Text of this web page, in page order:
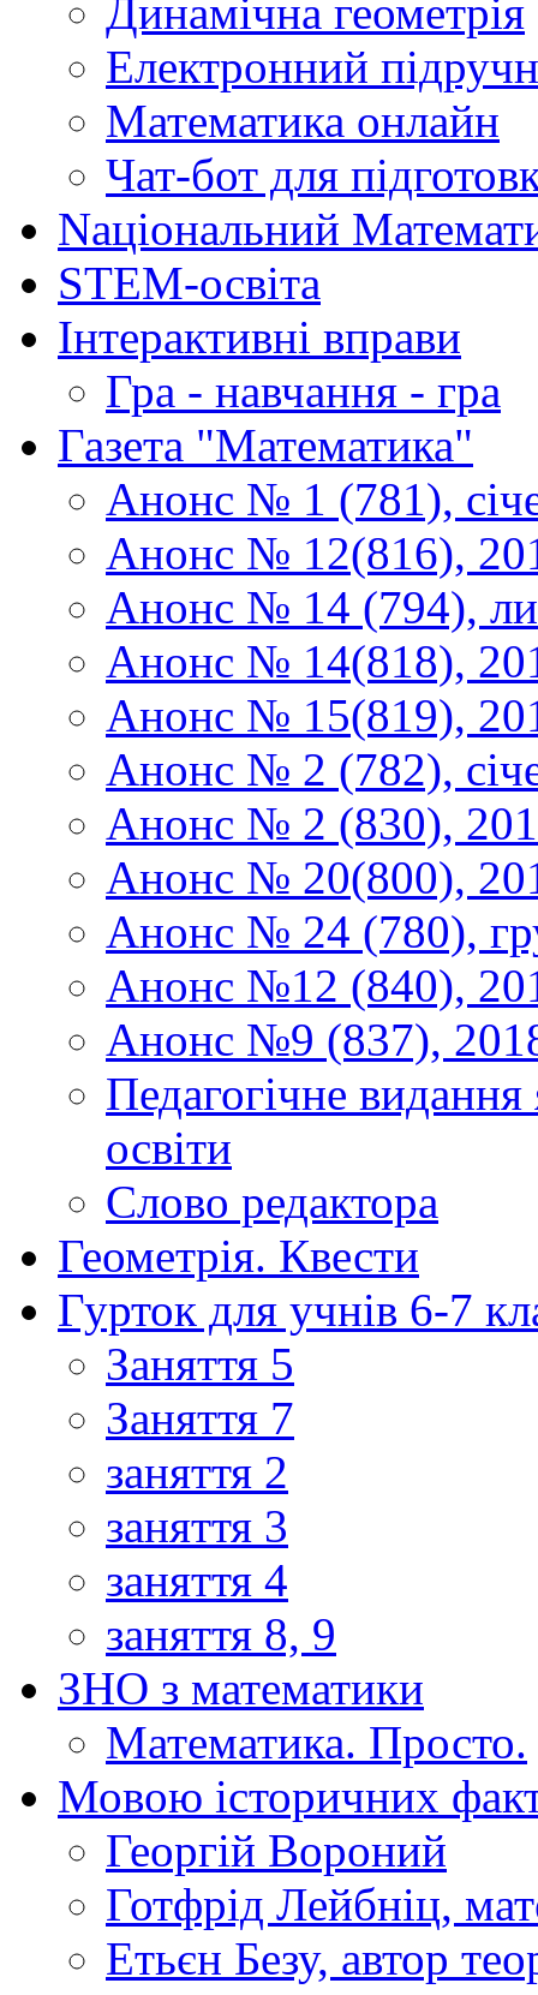
Динамічна геометрія
Електронний
Математика онлайн
Чат-бот для
Naціональний
STEM-освіта
Інтерактивні вправи
Гра - навчання - гра
Газета "Математика"
Анонс № 1 (781),
Анонс № 12(816),
Анонс № 14 (794),
Анонс № 14(818),
Анонс № 15(819),
Анонс № 2 (782),
Анонс № 2 (830),
Анонс № 20(800),
Анонс № 24 (780),
Анонс №12 (840),
Анонс №9 (837),
Педагогічне
освіти
Слово редактора
Геометрія. Квести
Гурток для учнів 6-7
Заняття 5
Заняття 7
заняття 2
заняття 3
заняття 4
заняття 8, 9
ЗНО з математики
Математика. Просто.
Мовою історичних
Георгій Вороний
Готфрід Лейбніц,
Етьєн Безу, автор